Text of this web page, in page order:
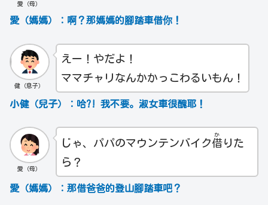
愛（母）
愛（媽媽）：啊？那媽媽的腳踏車借你！
健（息子）
えー！やだよ！
ママチャリなんかかっこわるいもん！
小健（兒子）：哈?! 我不要。淑女車很醜耶！
愛（母）
じゃ、パパのマウンテンバイク借
か
りた
ら？
愛（媽媽）：那借爸爸的登山腳踏車吧？